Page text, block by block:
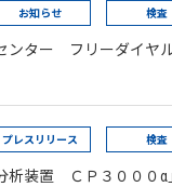
お知らせ 検査
ンター フリーダイヤ
プレスリリース 検査
析装置 ＣＰ３０００